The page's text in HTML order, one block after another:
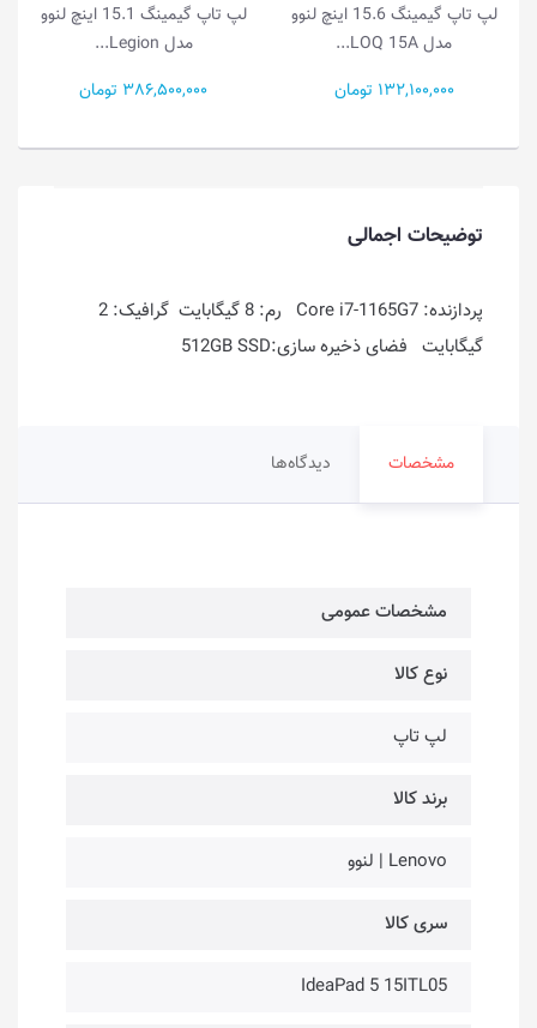
لپ تاپ گیمینگ 15.6 اینچ لنوو
مدل LOQ 15A...
132,100,000 تومان
لپ تاپ گیمینگ 15.1 اینچ لنوو
مدل Legion...
386,500,000 تومان
توضیحات اجمالی
پردازنده: Core i7-1165G7 رم: 8 گیگابایت گرافیک: 2
گیگابایت فضای ذخیره سازی:512GB SSD
مشخصات دیدگاه‌ها
مشخصات عمومی
نوع کالا
لپ تاپ
برند کالا
Lenovo | لنوو
سری کالا
IdeaPad 5 15ITL05